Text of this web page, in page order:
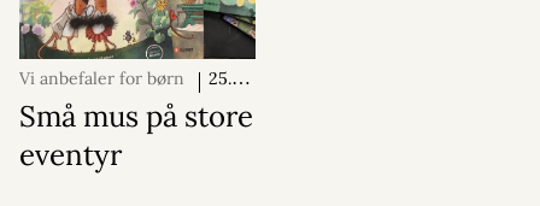
Vi anbefaler for børn
25.
maj 2026
Små mus på store
eventyr